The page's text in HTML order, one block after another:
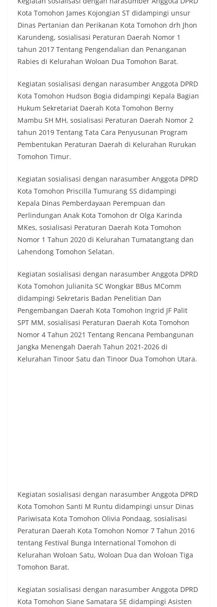
Kota Tomohon James Kojongian ST didampingi unsur
Dinas Pertanian dan Perikanan Kota Tomohon drh Jhon
Karundeng, sosialisasi Peraturan Daerah Nomor 1
tahun 2017 Tentang Pengendalian dan Penanganan
Rabies di Kelurahan Woloan Dua Tomohon Barat.
Kegiatan sosialisasi dengan narasumber Anggota DPRD
Kota Tomohon Hudson Bogia didampingi Kepala Bagian
Hukum Sekretariat Daerah Kota Tomohon Berny
Mambu SH MH, sosialisasi Peraturan Daerah Nomor 2
tahun 2019 Tentang Tata Cara Penyusunan Program
Pembentukan Peraturan Daerah di Kelurahan Rurukan
Tomohon Timur.
Kegiatan sosialisasi dengan narasumber Anggota DPRD
Kota Tomohon Priscilla Tumurang SS didampingi
Kepala Dinas Pemberdayaan Perempuan dan
Perlindungan Anak Kota Tomohon dr Olga Karinda
MKes, sosialisasi Peraturan Daerah Kota Tomohon
Nomor 1 Tahun 2020 di Kelurahan Tumatangtang dan
Lahendong Tomohon Selatan.
Kegiatan sosialisasi dengan narasumber Anggota DPRD
Kota Tomohon Julianita SC Wongkar BBus MComm
didampingi Sekretaris Badan Penelitian Dan
Pengembangan Daerah Kota Tomohon Ingrid JF Palit
SPT MM, sosialisasi Peraturan Daerah Kota Tomohon
Nomor 4 Tahun 2021 Tentang Rencana Pembangunan
Jangka Menengah Daerah Tahun 2021-2026 di
Kelurahan Tinoor Satu dan Tinoor Dua Tomohon Utara.
Kegiatan sosialisasi dengan narasumber Anggota DPRD
Kota Tomohon Santi M Runtu didampingi unsur Dinas
Pariwisata Kota Tomohon Olivia Pondaag, sosialisasi
Peraturan Daerah Kota Tomohon Nomor 7 Tahun 2016
tentang Festival Bunga International Tomohon di
Kelurahan Woloan Satu, Woloan Dua dan Woloan Tiga
Tomohon Barat.
Kegiatan sosialisasi dengan narasumber Anggota DPRD
Kota Tomohon Siane Samatara SE didampingi Asisten